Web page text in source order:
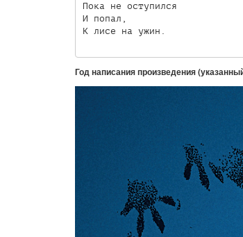
Пока не оступился
И попал,
К лисе на ужин.
Год написания произведения